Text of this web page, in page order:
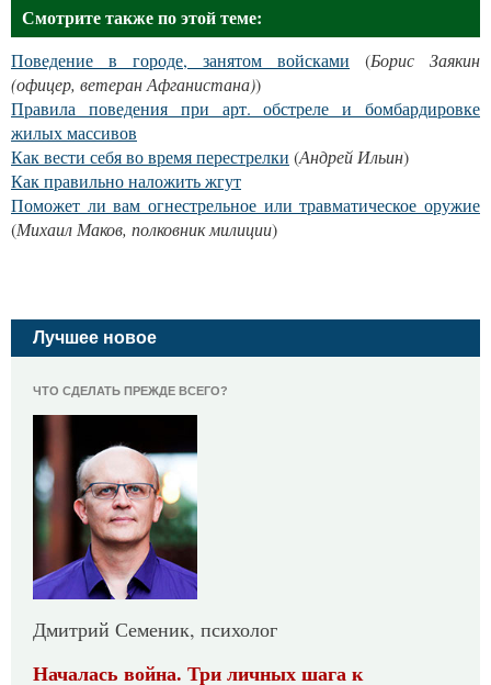
Смотрите также по этой теме:
Поведение в городе, занятом войсками (Борис Заякин
(офицер, ветеран Афганистана))
Правила поведения при арт. обстреле и бомбардировке
жилых массивов
Как вести себя во время перестрелки (Андрей Ильин)
Как правильно наложить жгут
Поможет ли вам огнестрельное или травматическое оружие
(Михаил Маков, полковник милиции)
Лучшее новое
ЧТО СДЕЛАТЬ ПРЕЖДЕ ВСЕГО?
Дмитрий Семеник, психолог
Началась война. Три личных шага к